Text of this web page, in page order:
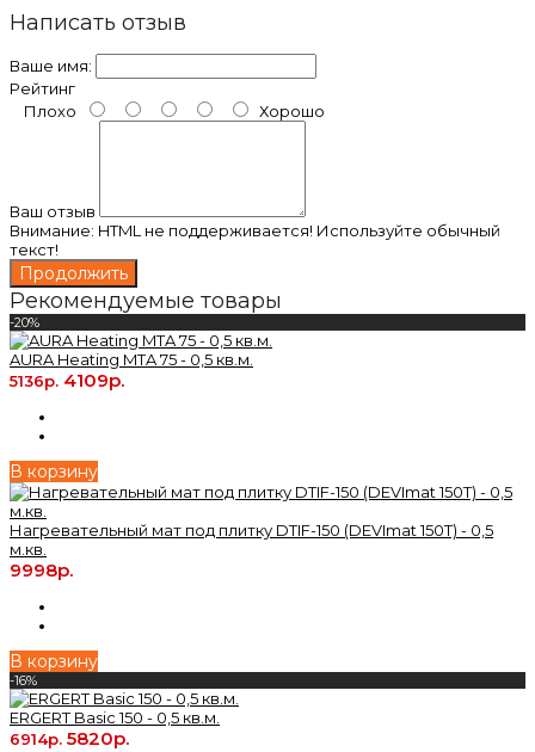
Написать отзыв
Ваше имя:
Рейтинг
Плохо
Хорошо
Ваш отзыв
Внимание: HTML не поддерживается! Используйте обычный
текст!
Продолжить
Рекомендуемые товары
-20%
AURA Heating MTA 75 - 0,5 кв.м.
5136р. 4109р.
В корзину
Нагревательный мат под плитку DTIF-150 (DEVImat 150T) - 0,5
м.кв.
9998р.
В корзину
-16%
ERGERT Basic 150 - 0,5 кв.м.
6914р. 5820р.